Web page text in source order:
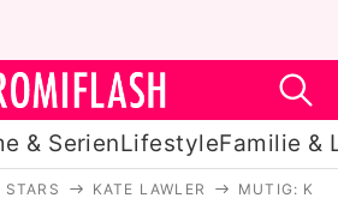
& SerienLifestyleFamilie &
STARS KATE LAWLER MUTIG: